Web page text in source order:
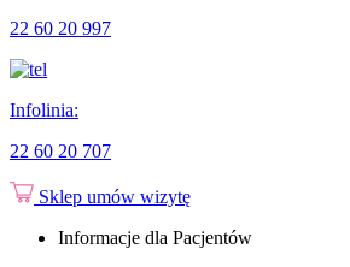
22 60 20 997
Infolinia:
22 60 20 707
Sklep umów wizytę
Informacje dla Pacjentów